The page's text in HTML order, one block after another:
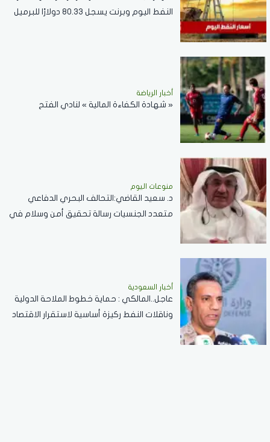
النفط اليوم وبرنت يسجل 80.33 دولارًا للبرميل
أخبار الرياضة
« شهادة الكفاءة المالية » لنادي الفتح
منوعات اليوم
د. سعيد القاضي:التحالف البحري الدفاعي
متعدد الجنسيات رسالة تحقيق أمن وسلام في
أخبار السعودية
عاجل..المالكي : حماية خطوط الملاحة الدولية
وناقلات النفط ركيزة أساسية لاستقرار الاقتصاد